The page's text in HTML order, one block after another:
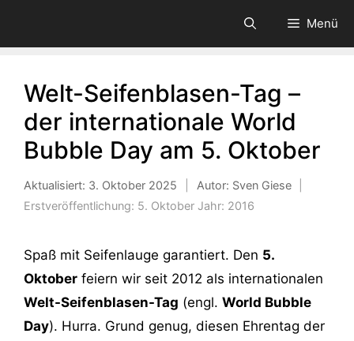
Menü
Welt-Seifenblasen-Tag –
der internationale World
Bubble Day am 5. Oktober
Aktualisiert: 3. Oktober 2025 Autor: Sven Giese
Erstveröffentlichung: 5. Oktober Jahr: 2016
Spaß mit Seifenlauge garantiert. Den 5.
Oktober feiern wir seit 2012 als internationalen
Welt-Seifenblasen-Tag (engl. World Bubble
Day). Hurra. Grund genug, diesen Ehrentag der